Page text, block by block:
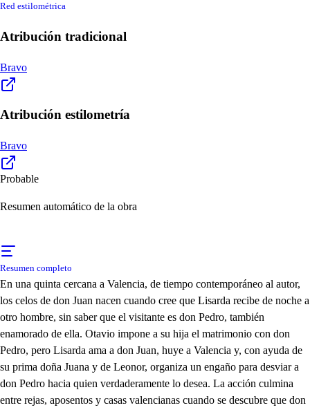
Red estilométrica
Atribución tradicional
Bravo
Atribución estilometría
Bravo
Probable
Resumen automático de la obra
Resumen completo
En una quinta cercana a Valencia, de tiempo contemporáneo al autor,
los celos de don Juan nacen cuando cree que Lisarda recibe de noche a
otro hombre, sin saber que el visitante es don Pedro, también
enamorado de ella. Otavio impone a su hija el matrimonio con don
Pedro, pero Lisarda ama a don Juan, huye a Valencia y, con ayuda de
su prima doña Juana y de Leonor, organiza un engaño para desviar a
don Pedro hacia quien verdaderamente lo desea. La acción culmina
entre rejas, aposentos y casas valencianas cuando se descubre que don